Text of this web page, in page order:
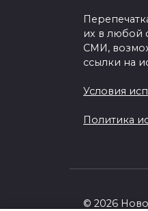
их в любой
СМИ,
ссылки на
Условия
Политика
© 2026